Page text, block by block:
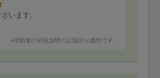
います。
※依頼者の依頼当時の主観的な感想です。